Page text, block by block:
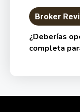
Broker
¿Deberías
completa